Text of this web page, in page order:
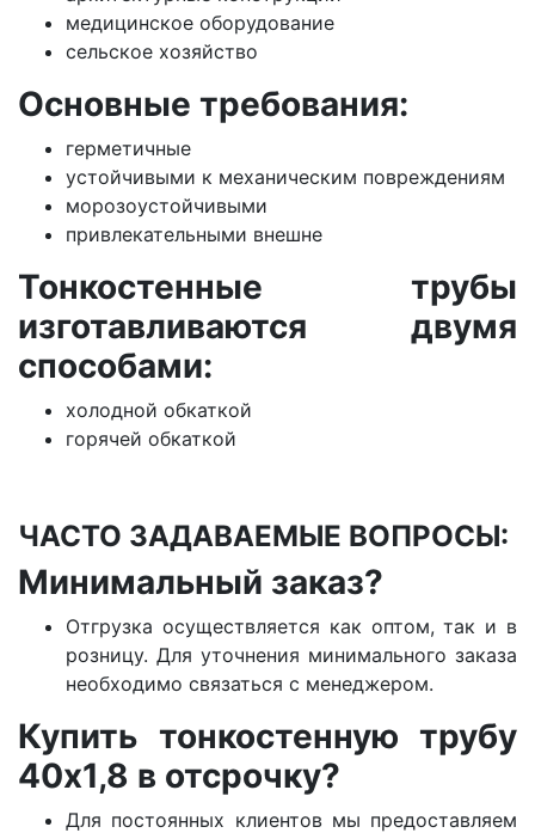
медицинское оборудование
сельское хозяйство
Основные требования:
герметичные
устойчивыми к механическим повреждениям
морозоустойчивыми
привлекательными внешне
Тонкостенные трубы
изготавливаются двумя
способами:
холодной обкаткой
горячей обкаткой
ЧАСТО ЗАДАВАЕМЫЕ ВОПРОСЫ:
Минимальный заказ?
Отгрузка осуществляется как оптом, так и в
розницу. Для уточнения минимального заказа
необходимо связаться с менеджером.
Купить тонкостенную трубу
40х1,8 в отсрочку?
Для постоянных клиентов мы предоставляем